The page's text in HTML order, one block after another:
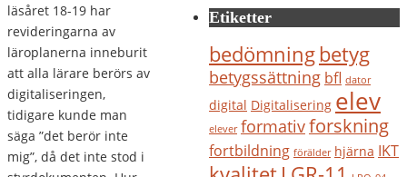
läsåret 18-19 har
revideringarna av
läroplanerna inneburit
att alla lärare berörs av
digitaliseringen,
tidigare kunde man
säga ”det berör inte
mig”, då det inte stod i
Etiketter
bedömningbetyg
betygssättning bfl dator
digital Digitalisering elev
elever formativforskning
fortbildning förälder hjärna IKT